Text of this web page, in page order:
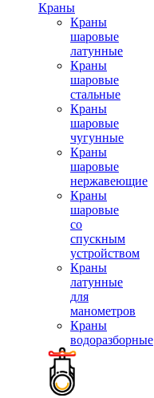
Краны
Краны
шаровые
латунные
Краны
шаровые
стальные
Краны
шаровые
чугунные
Краны
шаровые
нержавеющие
Краны
шаровые
со
спускным
устройством
Краны
латунные
для
манометров
Краны
водоразборные